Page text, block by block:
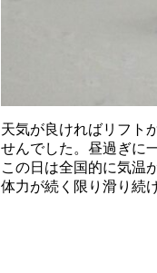
天気が良ければリフト
せんでした。昼過ぎに
この日は全国的に気温
体力が続く限り滑り続